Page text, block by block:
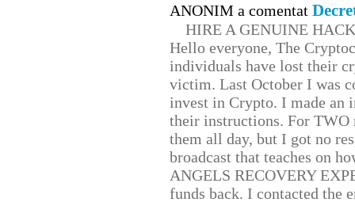
ANONIM a comentat
HIRE A GENUINE
Hello everyone, The
individuals have lost their
victim. Last October I was
invest in Crypto. I made
their instructions. For TWO
them all day, but I got no
broadcast that teaches on
ANGELS RECOVERY
funds back. I contacted the